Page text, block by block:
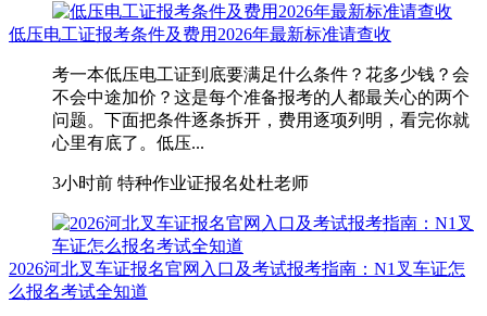
低压电工证报考条件及费用2026年最新标准请查收
考一本低压电工证到底要满足什么条件？花多少钱？会
不会中途加价？这是每个准备报考的人都最关心的两个
问题。下面把条件逐条拆开，费用逐项列明，看完你就
心里有底了。低压...
3小时前 特种作业证报名处杜老师
2026河北叉车证报名官网入口及考试报考指南：N1叉车证怎
么报名考试全知道